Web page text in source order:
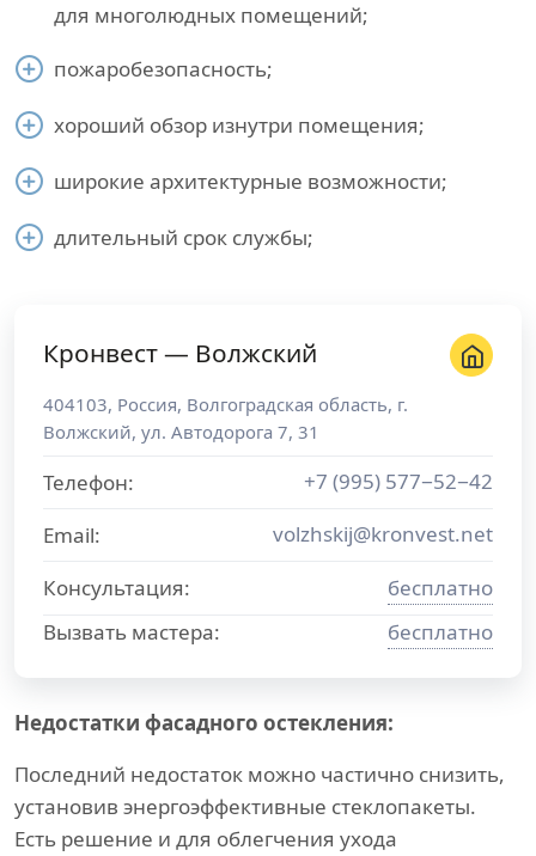
для многолюдных помещений;
пожаробезопасность;
хороший обзор изнутри помещения;
широкие архитектурные возможности;
длительный срок службы;
Кронвест — Волжский
404103, Россия, Волгоградская область, г.
Волжский, ул. Автодорога 7, 31
Телефон:
+7 (995) 577−52−42
Email:
volzhskij@kronvest.net
Консультация:
бесплатно
Вызвать мастера:
бесплатно
Недостатки фасадного остекления:
Последний недостаток можно частично снизить,
установив энергоэффективные стеклопакеты.
Есть решение и для облегчения ухода